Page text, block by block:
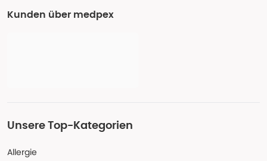
Kunden über medpex
Unsere Top-Kategorien
Allergie